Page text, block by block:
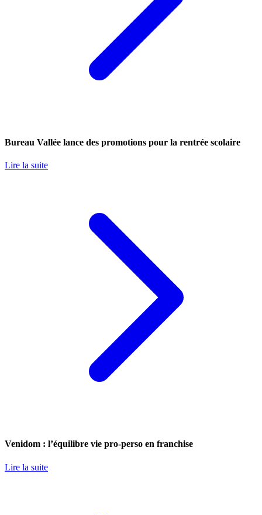
Bureau Vallée lance des promotions pour la rentrée scolaire
Lire la suite
Venidom : l’équilibre vie pro-perso en franchise
Lire la suite